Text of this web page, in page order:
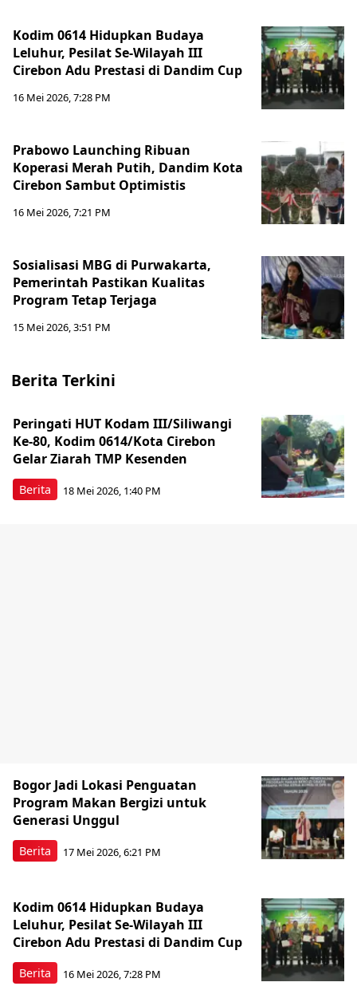
Kodim 0614 Hidupkan Budaya
Leluhur, Pesilat Se-Wilayah III
Cirebon Adu Prestasi di Dandim Cup
16 Mei 2026, 7:28 PM
Prabowo Launching Ribuan
Koperasi Merah Putih, Dandim Kota
Cirebon Sambut Optimistis
16 Mei 2026, 7:21 PM
Sosialisasi MBG di Purwakarta,
Pemerintah Pastikan Kualitas
Program Tetap Terjaga
15 Mei 2026, 3:51 PM
Berita Terkini
Berita
Peringati HUT Kodam III/Siliwangi
Ke-80, Kodim 0614/Kota Cirebon
Gelar Ziarah TMP Kesenden
18 Mei 2026, 1:40 PM
Berita
Bogor Jadi Lokasi Penguatan
Program Makan Bergizi untuk
Generasi Unggul
17 Mei 2026, 6:21 PM
Berita
Kodim 0614 Hidupkan Budaya
Leluhur, Pesilat Se-Wilayah III
Cirebon Adu Prestasi di Dandim Cup
16 Mei 2026, 7:28 PM